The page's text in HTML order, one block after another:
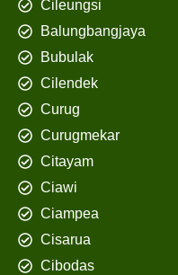
Cileungsi
Balungbangjaya
Bubulak
Cilendek
Curug
Curugmekar
Citayam
Ciawi
Ciampea
Cisarua
Cibodas